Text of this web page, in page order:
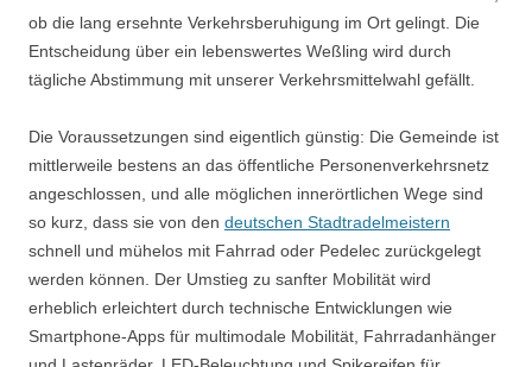
ob die lang ersehnte Verkehrsberuhigung im Ort gelingt. Die
Entscheidung über ein lebenswertes Weßling wird durch
tägliche Abstimmung mit unserer Verkehrsmittelwahl gefällt.
Die Voraussetzungen sind eigentlich günstig: Die Gemeinde ist
mittlerweile bestens an das öffentliche Personenverkehrsnetz
angeschlossen, und alle möglichen innerörtlichen Wege sind
so kurz, dass sie von den deutschen Stadtradelmeistern
schnell und mühelos mit Fahrrad oder Pedelec zurückgelegt
werden können. Der Umstieg zu sanfter Mobilität wird
erheblich erleichtert durch technische Entwicklungen wie
Smartphone-Apps für multimodale Mobilität, Fahrradanhänger